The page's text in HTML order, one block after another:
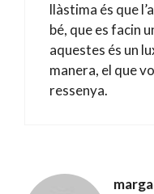
llàstima és que
bé, que es facin
aquestes és un
manera, el que
ressenya.